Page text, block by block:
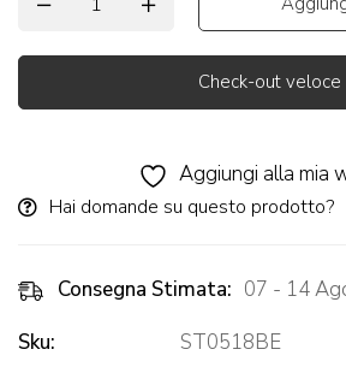
Check-out veloce
Aggiungi alla mia
Hai domande su questo prodotto?
Consegna Stimata: 07 - 14
Sku:
ST0518BE